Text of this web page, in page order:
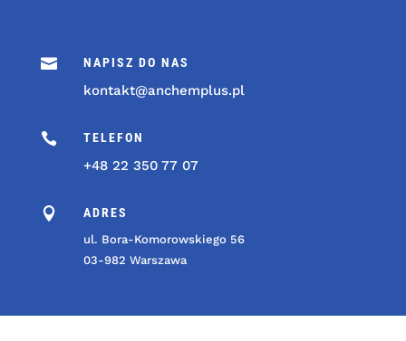
 NAPISZ DO NAS
kontakt@anchemplus.pl
 TELEFON
+48 22 350 77 07
 ADRES
ul. Bora-Komorowskiego 56
03-982 Warszawa